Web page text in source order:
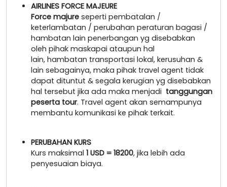
AIRLINES FORCE MAJEURE
Force majure seperti pembatalan /
keterlambatan / perubahan peraturan bagasi /
hambatan lain penerbangan yg disebabkan
oleh pihak maskapai ataupun hal
lain, hambatan transportasi lokal, kerusuhan &
lain sebagainya, maka pihak travel agent tidak
dapat dituntut & segala kerugian yg disebabkan
hal tersebut jika ada maka menjadi tanggungan
peserta tour. Travel agent akan semampunya
membantu komunikasi ke pihak terkait.
PERUBAHAN KURS
Kurs maksimal 1 USD = 18200, jika lebih ada
penyesuaian biaya.